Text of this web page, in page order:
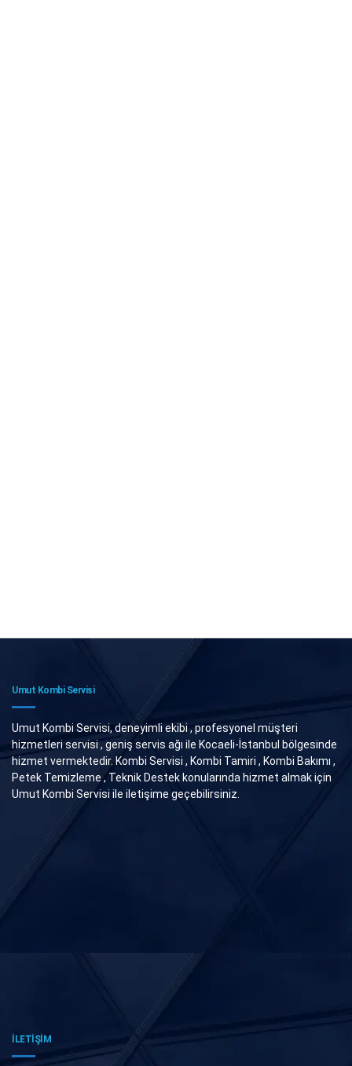
Umut Kombi Servisi
Umut Kombi Servisi, deneyimli ekibi , profesyonel müşteri
hizmetleri servisi , geniş servis ağı ile Kocaeli-İstanbul bölgesinde
hizmet vermektedir. Kombi Servisi , Kombi Tamiri , Kombi Bakımı ,
Petek Temizleme , Teknik Destek konularında hizmet almak için
Umut Kombi Servisi ile iletişime geçebilirsiniz.
İLETİŞİM